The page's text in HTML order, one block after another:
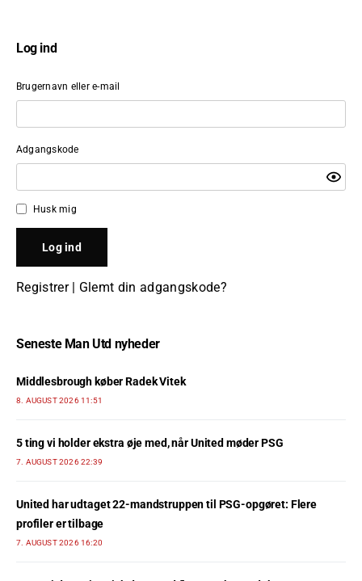
Log ind
Brugernavn eller e-mail
Adgangskode
Husk mig
Registrer| Glemt din adgangskode?
Seneste Man Utd nyheder
Middlesbrough køber Radek Vitek
8. AUGUST 2026 11:51
5 ting vi holder ekstra øje med, når United møder PSG
7. AUGUST 2026 22:39
United har udtaget 22-mandstruppen til PSG-opgøret: Flere
profiler er tilbage
7. AUGUST 2026 16:20